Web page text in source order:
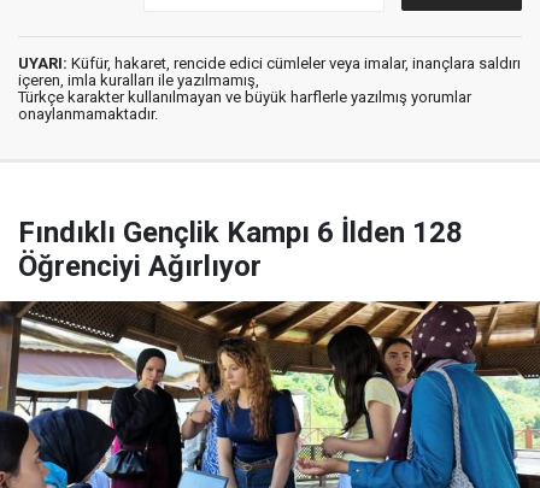
UYARI: Küfür, hakaret, rencide edici cümleler veya imalar, inançlara saldırı
içeren, imla kuralları ile yazılmamış,
Türkçe karakter kullanılmayan ve büyük harflerle yazılmış yorumlar
onaylanmamaktadır.
Fındıklı Gençlik Kampı 6 İlden 128
Öğrenciyi Ağırlıyor